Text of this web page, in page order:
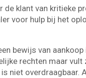
de klant van
voor hulp bij het
bewijs van
rechten maar
overdraagbaar.